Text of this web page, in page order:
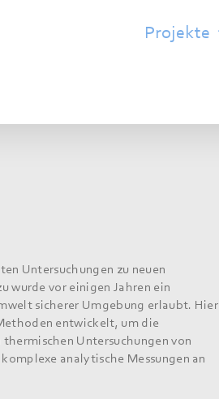
Projekte
Untersuchungen zu neuen
wurde vor einigen Jahren ein
sicherer Umgebung erlaubt. Hier
entwickelt, um die
Untersuchungen von
analytische Messungen an